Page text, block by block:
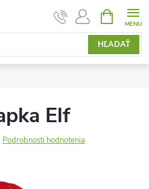
HĽADAŤ
KOŠÍK
Elf
Podrobnosti hodnotenia